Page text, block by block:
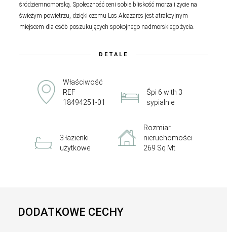
śródziemnomorską. Społeczność ceni sobie bliskość morza i życie na
świeżym powietrzu, dzięki czemu Los Alcazares jest atrakcyjnym
miejscem dla osób poszukujących spokojnego nadmorskiego życia.
DETALE
Właściwość
REF
18494251-01
Śpi 6 with 3
sypialnie
3 łazienki
użytkowe
Rozmiar
nieruchomości
269 Sq Mt
DODATKOWE CECHY